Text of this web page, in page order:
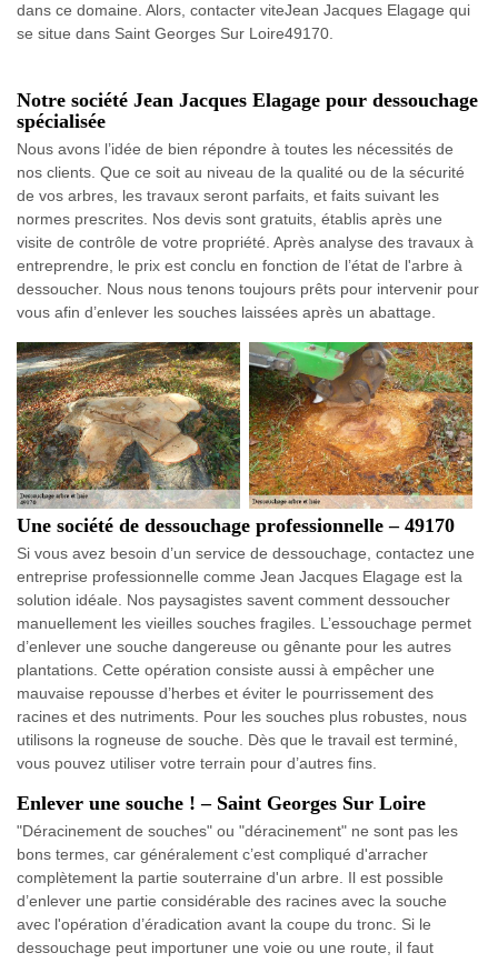
dans ce domaine. Alors, contacter viteJean Jacques Elagage qui
se situe dans Saint Georges Sur Loire49170.
Notre société Jean Jacques Elagage pour dessouchage
spécialisée
Nous avons l’idée de bien répondre à toutes les nécessités de
nos clients. Que ce soit au niveau de la qualité ou de la sécurité
de vos arbres, les travaux seront parfaits, et faits suivant les
normes prescrites. Nos devis sont gratuits, établis après une
visite de contrôle de votre propriété. Après analyse des travaux à
entreprendre, le prix est conclu en fonction de l’état de l'arbre à
dessoucher. Nous nous tenons toujours prêts pour intervenir pour
vous afin d’enlever les souches laissées après un abattage.
Une société de dessouchage professionnelle – 49170
Si vous avez besoin d’un service de dessouchage, contactez une
entreprise professionnelle comme Jean Jacques Elagage est la
solution idéale. Nos paysagistes savent comment dessoucher
manuellement les vieilles souches fragiles. L’essouchage permet
d’enlever une souche dangereuse ou gênante pour les autres
plantations. Cette opération consiste aussi à empêcher une
mauvaise repousse d’herbes et éviter le pourrissement des
racines et des nutriments. Pour les souches plus robustes, nous
utilisons la rogneuse de souche. Dès que le travail est terminé,
vous pouvez utiliser votre terrain pour d’autres fins.
Enlever une souche ! – Saint Georges Sur Loire
"Déracinement de souches" ou "déracinement" ne sont pas les
bons termes, car généralement c’est compliqué d'arracher
complètement la partie souterraine d'un arbre. Il est possible
d’enlever une partie considérable des racines avec la souche
avec l'opération d’éradication avant la coupe du tronc. Si le
dessouchage peut importuner une voie ou une route, il faut